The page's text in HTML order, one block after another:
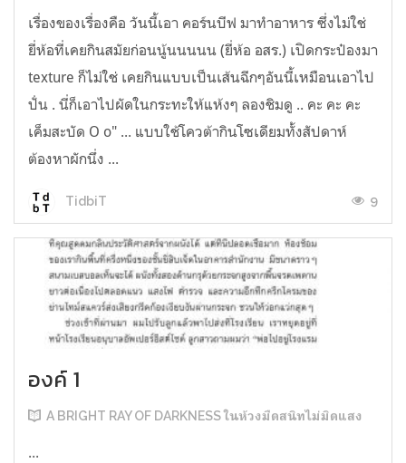
เรื่องของเรื่องคือ วันนี้เอา คอร์นบีฟ มาทำอาหาร ซึ่งไม่ใช่
ยี่ห้อที่เคยกินสมัยก่อนนู้นนนนน (ยี่ห้อ อสร.) เปิดกระป๋องมา
texture ก็ไม่ใช่ เคยกินแบบเป็นเส้นฉีกๆอันนี้เหมือนเอาไป
ปั่น . นี่ก็เอาไปผัดในกระทะให้แห้งๆ ลองชิมดู .. คะ คะ คะ
เค็มสะบัด O o" ... แบบใช้โควต้ากินโซเดียมทั้งสัปดาห์
ต้องหาผักนึ่ง ...
TidbiT 9
องค์ 1
A BRIGHT RAY OF DARKNESS ในห้วงมืดสนิทไม่มิดแสง
...